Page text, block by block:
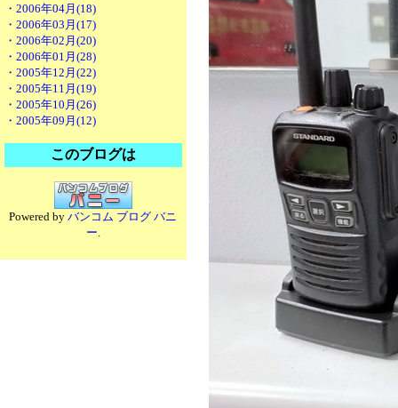
・2006年04月(18)
・2006年03月(17)
・2006年02月(20)
・2006年01月(28)
・2005年12月(22)
・2005年11月(19)
・2005年10月(26)
・2005年09月(12)
このブログは
Powered byバンコム ブログ バニ
ー.